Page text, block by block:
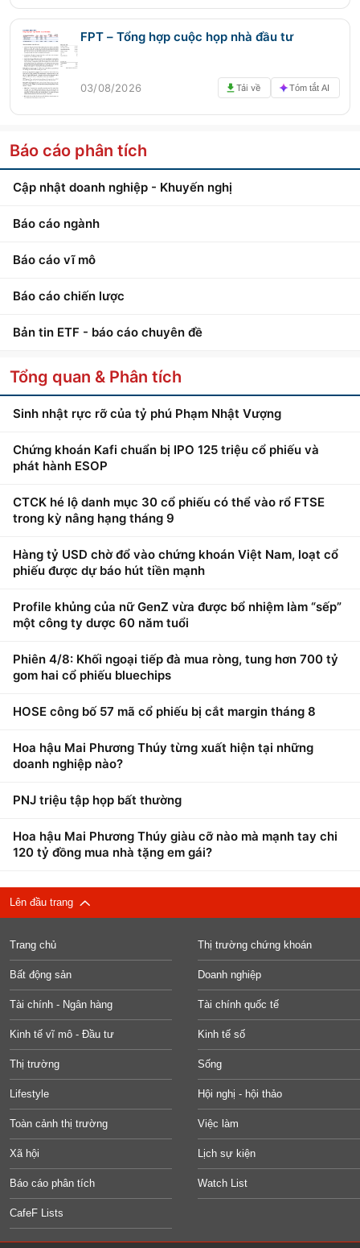
FPT – Tổng hợp cuộc họp nhà đầu tư
03/08/2026 Tải về Tóm tắt AI
Báo cáo phân tích
Cập nhật doanh nghiệp - Khuyến nghị
Báo cáo ngành
Báo cáo vĩ mô
Báo cáo chiến lược
Bản tin ETF - báo cáo chuyên đề
Tổng quan & Phân tích
Sinh nhật rực rỡ của tỷ phú Phạm Nhật Vượng
Chứng khoán Kafi chuẩn bị IPO 125 triệu cổ phiếu và
phát hành ESOP
CTCK hé lộ danh mục 30 cổ phiếu có thể vào rổ FTSE
trong kỳ nâng hạng tháng 9
Hàng tỷ USD chờ đổ vào chứng khoán Việt Nam, loạt cổ
phiếu được dự báo hút tiền mạnh
Profile khủng của nữ GenZ vừa được bổ nhiệm làm “sếp”
một công ty dược 60 năm tuổi
Phiên 4/8: Khối ngoại tiếp đà mua ròng, tung hơn 700 tỷ
gom hai cổ phiếu bluechips
HOSE công bố 57 mã cổ phiếu bị cắt margin tháng 8
Hoa hậu Mai Phương Thúy từng xuất hiện tại những
doanh nghiệp nào?
PNJ triệu tập họp bất thường
Hoa hậu Mai Phương Thúy giàu cỡ nào mà mạnh tay chi
120 tỷ đồng mua nhà tặng em gái?
Lên đầu trang
Trang chủ
Bất động sản
Tài chính - Ngân hàng
Kinh tế vĩ mô - Đầu tư
Thị trường
Lifestyle
Toàn cảnh thị trường
Xã hội
Báo cáo phân tích
CafeF Lists
Thị trường chứng khoán
Doanh nghiệp
Tài chính quốc tế
Kinh tế số
Sống
Hội nghị - hội thảo
Việc làm
Lịch sự kiện
Watch List